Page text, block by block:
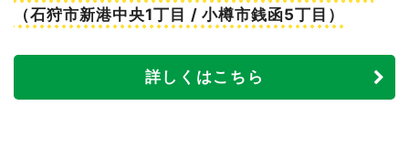
（石狩市新港中央1丁目 / 小樽市銭函5丁目）
詳しくはこちら